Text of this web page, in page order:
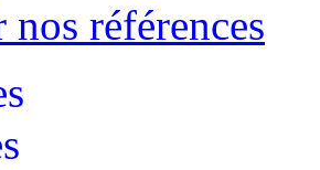
références